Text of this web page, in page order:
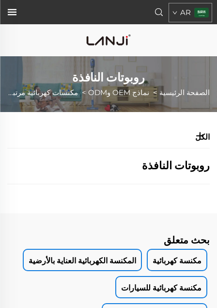
AR
روبوتات النافذة
الصفحة الرئيسية > نماذج OEM وODM >مكنسات كهربائية مرتبطة بسلك وغيرها
الكل
روبوتات النافذة
بحث متعلق
مكنسة كهربائية المكنسة الكهربائية العناية بالأرضية
مكنسة كهربائية للسيارات